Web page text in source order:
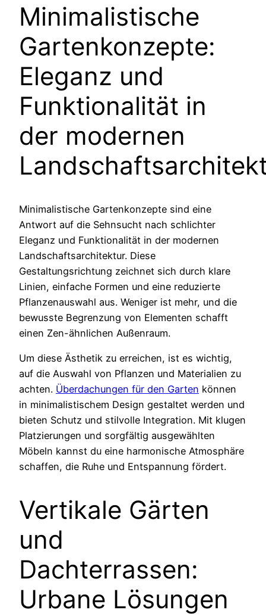
Minimalistische
Gartenkonzepte:
Eleganz und
Funktionalität in
der modernen
Minimalistische Gartenkonzepte sind eine
Antwort auf die Sehnsucht nach schlichter
Eleganz und Funktionalität in der modernen
Landschaftsarchitektur. Diese
Gestaltungsrichtung zeichnet sich durch klare
Linien, einfache Formen und eine reduzierte
Pflanzenauswahl aus. Weniger ist mehr, und die
bewusste Begrenzung von Elementen schafft
einen Zen-ähnlichen Außenraum.
Um diese Ästhetik zu erreichen, ist es wichtig,
auf die Auswahl von Pflanzen und Materialien zu
achten. Überdachungen für den Garten können
in minimalistischem Design gestaltet werden und
bieten Schutz und stilvolle Integration. Mit klugen
Platzierungen und sorgfältig ausgewählten
Möbeln kannst du eine harmonische Atmosphäre
schaffen, die Ruhe und Entspannung fördert.
Vertikale Gärten
und
Dachterrassen:
Urbane Lösungen